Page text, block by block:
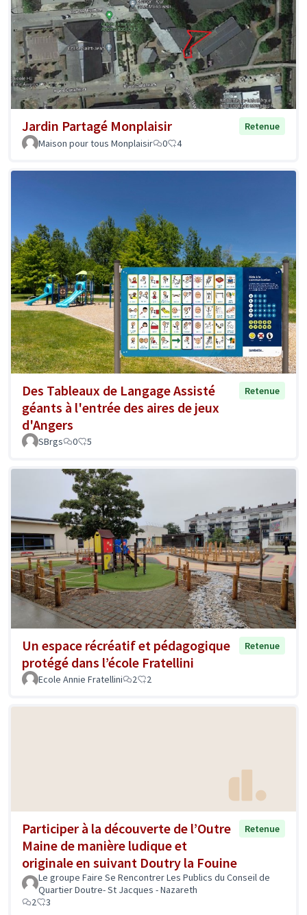
Jardin Partagé Monplaisir
Retenue
Maison pour tous Monplaisir
0 4
Des Tableaux de Langage Assisté
géants à l'entrée des aires de jeux
d'Angers
Retenue
SBrgs 0 5
Un espace récréatif et pédagogique
protégé dans l’école Fratellini
Retenue
Ecole Annie Fratellini 2 2
Participer à la découverte de l’Outre
Maine de manière ludique et
originale en suivant Doutry la Fouine
Retenue
Le groupe Faire Se Rencontrer Les Publics du Conseil de
Quartier Doutre- St Jacques - Nazareth
2
3